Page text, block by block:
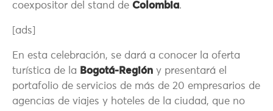
coexpositor del stand de Colombia.
[ads]
En esta celebración, se dará a conocer la oferta
turística de la Bogotá-Región y presentará el
portafolio de servicios de más de 20 empresarios de
agencias de viajes y hoteles de la ciudad, que no